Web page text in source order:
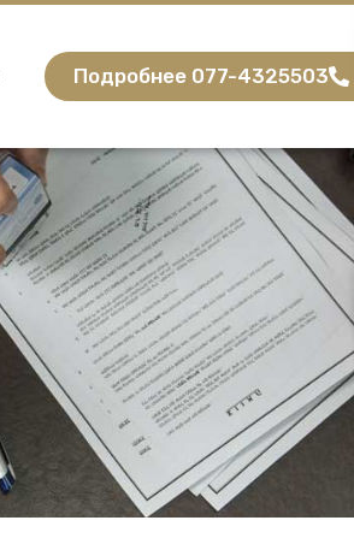
Подробнее 077-4325503